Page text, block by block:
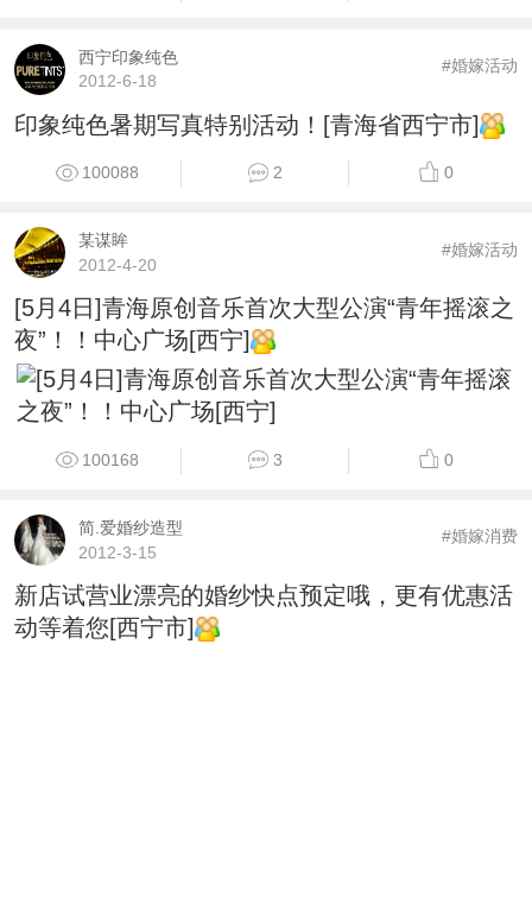
西宁印象纯色
2012-6-18
#婚嫁活动
印象纯色暑期写真特别活动！[青海省西宁市]
100088 2 0
某谋眸
2012-4-20
#婚嫁活动
[5月4日]青海原创音乐首次大型公演“青年摇滚之
夜”！！中心广场[西宁]
100168 3 0
简.爱婚纱造型
2012-3-15
#婚嫁消费
新店试营业漂亮的婚纱快点预定哦，更有优惠活
动等着您[西宁市]